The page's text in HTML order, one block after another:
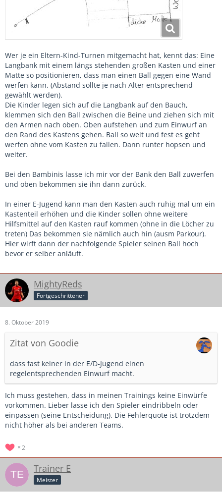
Wer je ein Eltern-Kind-Turnen mitgemacht hat, kennt das: Eine
Langbank mit einem längs stehenden großen Kasten und einer
Matte so positionieren, dass man einen Ball gegen eine Wand
werfen kann. (Abstand sollte je nach Alter entsprechend
gewählt werden).
Die Kinder legen sich auf die Langbank auf den Bauch,
klemmen sich den Ball zwischen die Beine und ziehen sich mit
den Armen nach oben. Oben aufstehen und zum Einwurf an
den Rand des Kastens gehen. Ball so weit und fest es geht
werfen ohne vom Kasten zu fallen. Dann runter hopsen und
weiter.
Bei den Bambinis lasse ich mir vor der Bank den Ball zuwerfen
und oben bekommen sie ihn dann zurück.
In einer E-Jugend kann man den Kasten auch ruhig mal um ein
Kastenteil erhöhen und die Kinder sollen ohne weitere
Hilfsmittel auf den Kasten rauf kommen (ohne in die Löcher zu
treten) Das bekommen sie nämlich auch hin (ausm Parkour).
Hier wirft dann der nachfolgende Spieler seinen Ball hoch
bevor er selber anläuft.
MightyReds
Fortgeschrittener
8. Oktober 2019
Zitat von Goodie
dass fast keiner in der E/D-Jugend einen
regelentsprechenden Einwurf macht.
Ich muss gestehen, dass in meinen Trainings keine Einwürfe
vorkommen. Lieber lasse ich den Spieler eindribbeln oder
einpassen (seine Entscheidung). Die Fehlerquote ist trotzdem
nicht höher als bei anderen Teams.
2
Trainer E
Meister